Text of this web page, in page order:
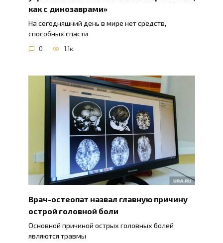
как с динозаврами»
На сегодняшний день в мире нет средств,
способных спасти
0 1.1к.
Врач-остеопат назвал главную причину
острой головной боли
Основной причиной острых головных болей
являются травмы